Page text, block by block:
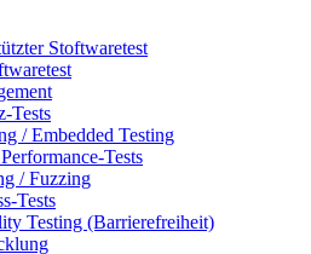
Stoftwaretest
Tests
/ Embedded Testing
Tests
/ Fuzzing
Tests
Testing (Barrierefreiheit)